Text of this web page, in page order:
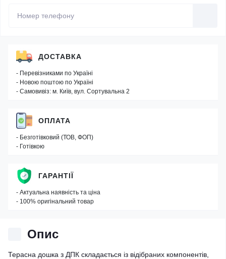
Опис
Терасна дошка з ДПК складається із відібраних компонентів,
ДОСТАВКА
- Перевізниками по Україні
- Новою поштою по Україні
- Самовивіз: м. Київ, вул. Сортувальна 2
ОПЛАТА
- Безготівковий (ТОВ, ФОП)
- Готівкою
ГАРАНТІЇ
- Актуальна наявність та ціна
- 100% оригінальний товар